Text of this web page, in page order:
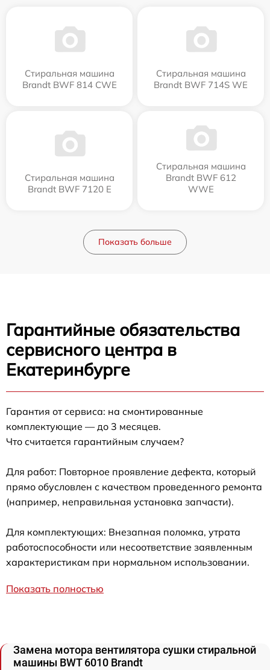
Стиральная машина
Brandt BWF 814 CWE
Стиральная машина
Brandt BWF 714S WE
Стиральная машина
Brandt BWF 7120 E
Стиральная машина
Brandt BWF 612
WWE
Показать больше
Гарантийные обязательства
сервисного центра в
Екатеринбурге
Гарантия от сервиса: на смонтированные
комплектующие — до 3 месяцев.
Что считается гарантийным случаем?
Для работ: Повторное проявление дефекта, который
прямо обусловлен с качеством проведенного ремонта
(например, неправильная установка запчасти).
Для комплектующих: Внезапная поломка, утрата
работоспособности или несоответствие заявленным
характеристикам при нормальном использовании.
Показать полностью
Замена мотора вентилятора сушки стиральной
машины BWT 6010 Brandt